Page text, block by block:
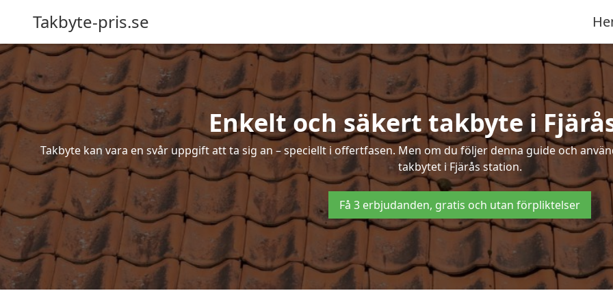
Takbyte-pris.se
Enkelt och säkert takbyte i
Takbyte kan vara en svår uppgift att ta sig an – speciellt i offertfasen. Men om du följer denna guide och
takbytet i Fjärås station.
Få 3 erbjudanden, gratis och utan förpliktelser